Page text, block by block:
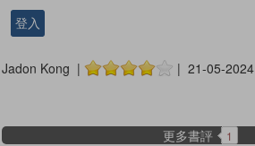
登入
Jadon Kong | | 21-05-2024
更多書評 1